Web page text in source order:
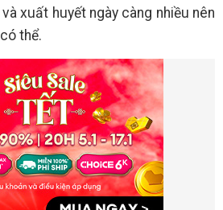
xuất huyết ngày càng nhiều nên
thể.